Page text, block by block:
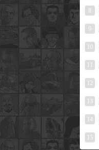
9
12
13
14
15